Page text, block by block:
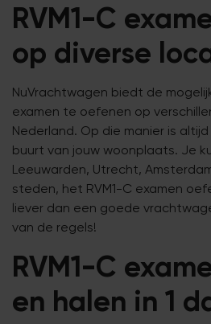
RVM1-C
op diverse
NuVrachtwagen biedt de
examen te oefenen op
Nederland. Op die manier is
buurt van jouw woonplaats. Je
Leeuwarden, Utrecht,
steden, het RVM1-C examen
liever dan een goede
van de regels!
RVM1-C
en halen in 1